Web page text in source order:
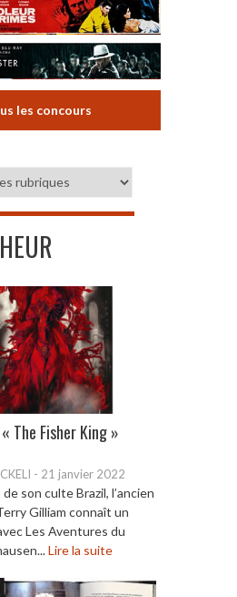
les concours
The Fisher King »
- 21 janvier 2022
son culte Brazil, l’ancien
Gilliam connaît un
Les Aventures du
Lire la suite